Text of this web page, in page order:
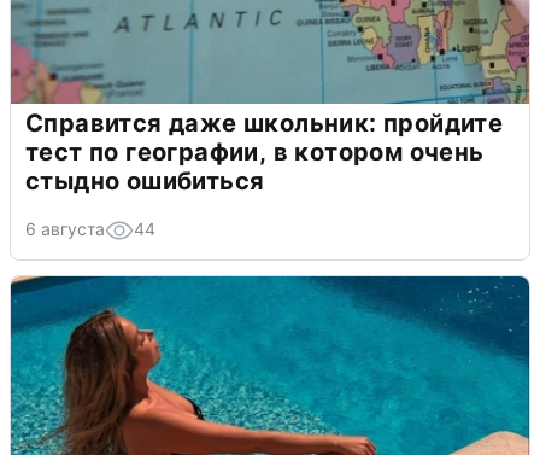
Справится даже школьник: пройдите
тест по географии, в котором очень
стыдно ошибиться
6 августа 44